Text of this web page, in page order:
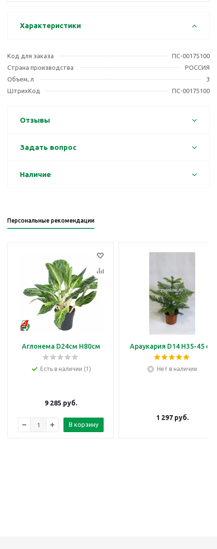
Характеристики
Код для заказа
ПС-00175100
Страна производства
РОССИЯ
Объем, л
3
ШтрихКод
ПС-00175100
Отзывы
Задать вопрос
Наличие
Персональные рекомендации
Аглонема D24см H80см
Есть в наличии (1)
9 285 руб.
В корзину
Араукария D14 H35-45 см
Нет в наличии
1 297руб.